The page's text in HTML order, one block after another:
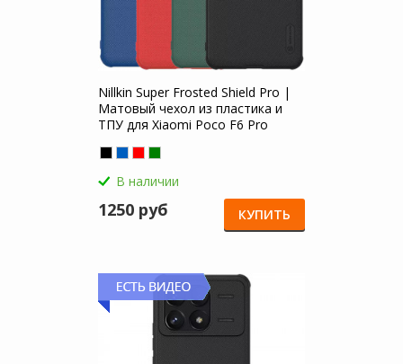
Nillkin Super Frosted Shield Pro |
Матовый чехол из пластика и
ТПУ для Xiaomi Poco F6 Pro
В наличии
1250 руб КУПИТЬ